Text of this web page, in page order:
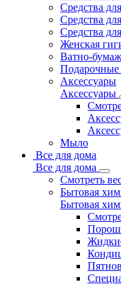
Средства
Средства
Средства
Женская
Ватно-
Аксессуары
Аксессуары
Мыло
Все для дома
Все для дома
Смотреть
Бытовая
Бытовая